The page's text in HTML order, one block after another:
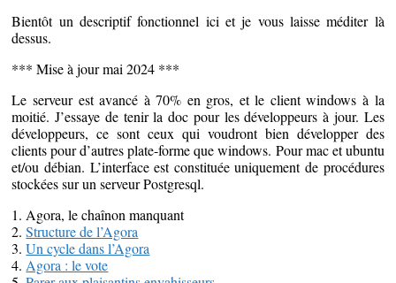
Bientôt un descriptif fonctionnel ici et je vous laisse méditer là
dessus.
*** Mise à jour mai 2024 ***
Le serveur est avancé à 70% en gros, et le client windows à la
moitié. J’essaye de tenir la doc pour les développeurs à jour. Les
développeurs, ce sont ceux qui voudront bien développer des
clients pour d’autres plate-forme que windows. Pour mac et ubuntu
et/ou débian. L’interface est constituée uniquement de procédures
stockées sur un serveur Postgresql.
1. Agora, le chaînon manquant
2.Structure de l’Agora
3.Un cycle dans l’Agora
4.Agora : le vote